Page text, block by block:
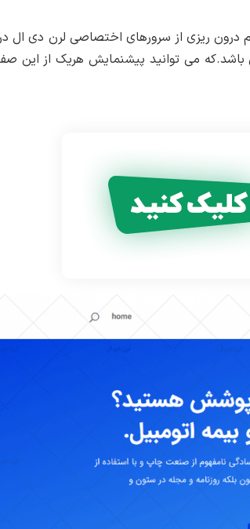
درون ریزی از سرورهای اختصاصی لرن دی ال
می توانید پیشنمایش هریک از این